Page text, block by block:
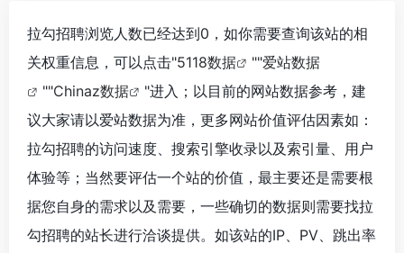
拉勾招聘浏览人数已经达到0，如你需要查询该站的相
关权重信息，可以点击"5118数据 ""爱站数据
""Chinaz数据
"进入；以目前的网站数据参考，建
议大家请以爱站数据为准，更多网站价值评估因素如：
拉勾招聘的访问速度、搜索引擎收录以及索引量、用户
体验等；当然要评估一个站的价值，最主要还是需要根
据您自身的需求以及需要，一些确切的数据则需要找拉
勾招聘的站长进行洽谈提供。如该站的IP、PV、跳出率